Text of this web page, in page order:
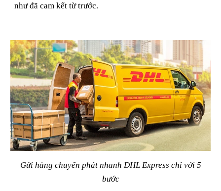
như đã cam kết từ trước.
Gửi hàng chuyển phát nhanh DHL Express chỉ với 5
bước